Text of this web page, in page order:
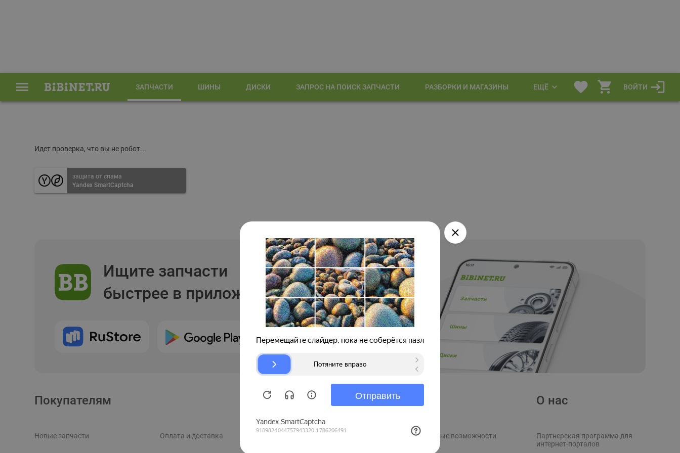
ЗАПЧАСТИ ШИНЫ ДИСКИ ЗАПРОС НА ПОИСК ЗАПЧАСТИ РАЗБОРКИ И МАГАЗИНЫ ЕЩЁ ВОЙТИ
Идет проверка, что вы не робот...
защита от спама
Yandex SmartCaptcha
Ищите запчасти
быстрее в приложении
Покупателям
Новые запчасти Оплата и доставка
Продавцам
Рекламные возможности
О нас
Партнерская программа для
интернет-порталов